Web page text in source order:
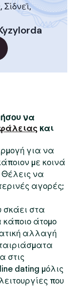
να
και
για να
με κοινά
να
αγορές;
σκάει στα
άτομο
αλλαγή
στις
dating μόλις
που